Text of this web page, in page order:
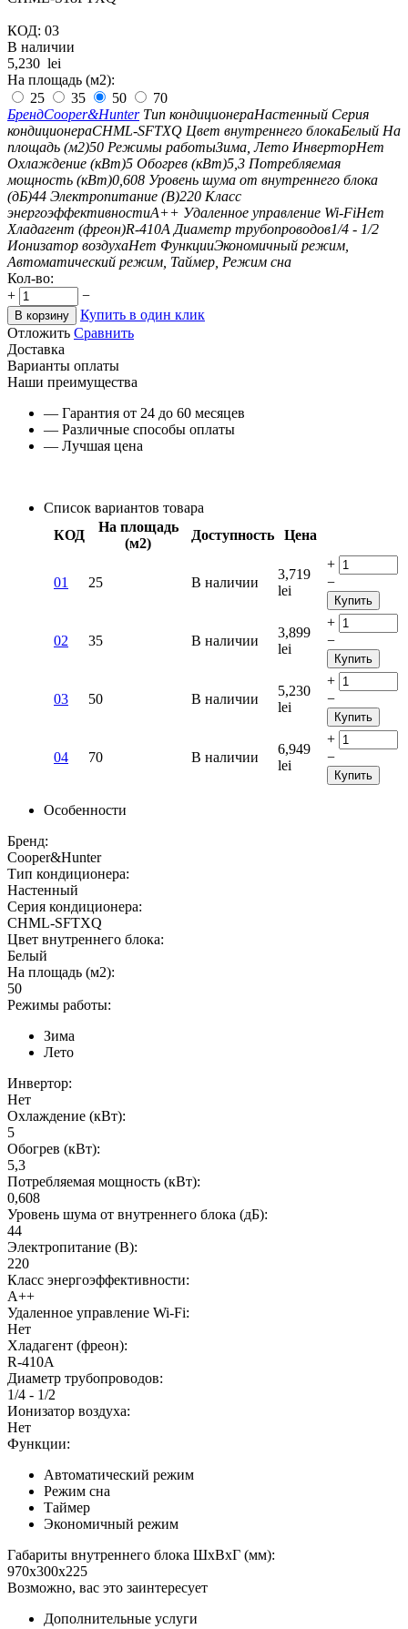
КОД: 03
В наличии
5,230 lei
На площадь (м2):
25
35 50
70
БрендCooper&Hunter Тип кондиционераНастенный Серия
кондиционераCHML-SFTXQ Цвет внутреннего блокаБелый На
площадь (м2)50 Режимы работыЗима, Лето ИнверторНет
Охлаждение (кВт)5 Обогрев (кВт)5,3 Потребляемая
мощность (кВт)0,608 Уровень шума от внутреннего блока
(дБ)44 Электропитание (В)220 Класс
энергоэффективностиA++ Удаленное управление Wi-FiНет
Хладагент (фреон)R-410А Диаметр трубопроводов1/4 - 1/2
Ионизатор воздухаНет ФункцииЭкономичный режим,
Автоматический режим, Таймер, Режим сна
Кол-во:
+
−
В корзину
Купить в один клик
Отложить Сравнить
Доставка
Варианты оплаты
Наши преимущества
— Гарантия от 24 до 60 месяцев
— Различные способы оплаты
— Лучшая цена
Список вариантов товара
КОД
На площадь
(м2)
Доступность Цена
01 25 В наличии
3,719
lei
+
−
Купить
02 35 В наличии
3,899
lei
+
−
Купить
03 50 В наличии
5,230
lei
+
−
Купить
04 70 В наличии
6,949
lei
+
−
Купить
Особенности
Бренд:
Cooper&Hunter
Тип кондиционера:
Настенный
Серия кондиционера:
CHML-SFTXQ
Цвет внутреннего блока:
Белый
На площадь (м2):
50
Режимы работы:
Зима
Лето
Инвертор:
Нет
Охлаждение (кВт):
5
Обогрев (кВт):
5,3
Потребляемая мощность (кВт):
0,608
Уровень шума от внутреннего блока (дБ):
44
Электропитание (В):
220
Класс энергоэффективности:
A++
Удаленное управление Wi-Fi:
Нет
Хладагент (фреон):
R-410А
Диаметр трубопроводов:
1/4 - 1/2
Ионизатор воздуха:
Нет
Функции:
Автоматический режим
Режим сна
Таймер
Экономичный режим
Габариты внутреннего блока ШхВхГ (мм):
970x300x225
Возможно, вас это заинтересует
Дополнительные услуги